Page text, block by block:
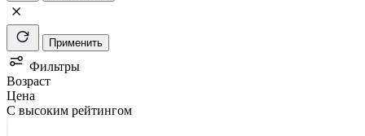
Применить
Фильтры
Возраст
Цена
С высоким рейтингом